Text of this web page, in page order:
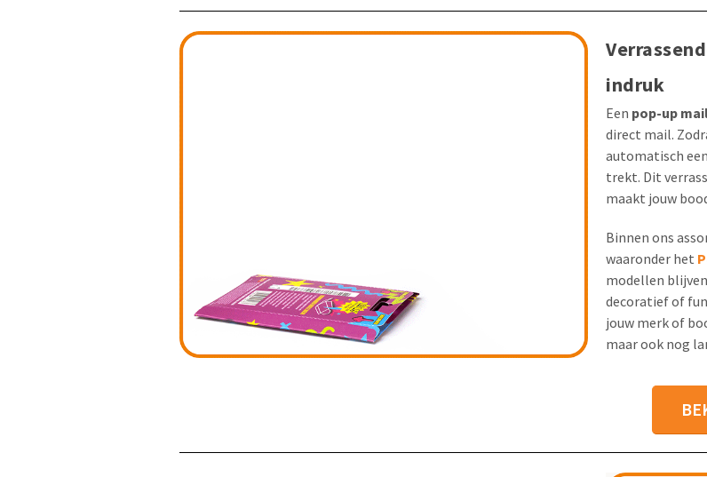
indruk
Een pop-up
direct mail.
automatisch
trekt. Dit
maakt jouw
Binnen ons
waaronder het
modellen
decoratief of
jouw merk of
maar ook nog